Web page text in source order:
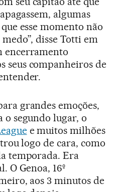
algumas
esse momento não
disse Totti em
encerramento
seus companheiros de
grandes emoções,
o segundo lugar, o
e muitos milhões
logo de cara, como
temporada. Era
O Genoa, 16º
aos 3 minutos de